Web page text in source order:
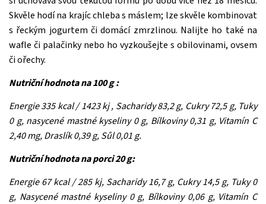
Skvěle hodí na krajíc chleba s máslem; lze skvěle kombinovat
s řeckým jogurtem či domácí zmrzlinou. Nalijte ho také na
wafle či palačinky nebo ho vyzkoušejte s obilovinami, ovsem
či ořechy.
Nutriční hodnota na 100 g :
Energie 335 kcal / 1423 kj , Sacharidy 83,2 g, Cukry 72,5 g, Tuky
0 g, nasycené mastné kyseliny 0 g, Bílkoviny 0,31 g, Vitamín C
2,40 mg, Draslík 0,39 g, Sůl 0,01 g.
Nutriční hodnota na porci 20 g:
Energie 67 kcal / 285 kj, Sacharidy 16,7 g, Cukry 14,5 g, Tuky 0
g, Nasycené mastné kyseliny 0 g, Bílkoviny 0,06 g, Vitamín C